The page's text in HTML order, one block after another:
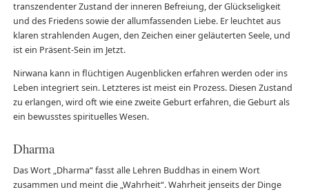
transzendenter Zustand der inneren Befreiung, der Glückseligkeit
und des Friedens sowie der allumfassenden Liebe. Er leuchtet aus
klaren strahlenden Augen, den Zeichen einer geläuterten Seele, und
ist ein Präsent-Sein im Jetzt.
Nirwana kann in flüchtigen Augenblicken erfahren werden oder ins
Leben integriert sein. Letzteres ist meist ein Prozess. Diesen Zustand
zu erlangen, wird oft wie eine zweite Geburt erfahren, die Geburt als
ein bewusstes spirituelles Wesen.
Dharma
Das Wort „Dharma“ fasst alle Lehren Buddhas in einem Wort
zusammen und meint die „Wahrheit“. Wahrheit jenseits der Dinge